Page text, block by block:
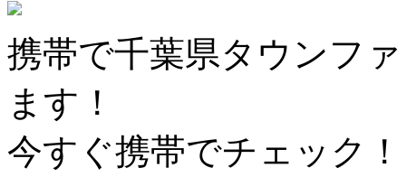
携帯で千葉県タウンフ
ます！
今すぐ携帯でチェック！